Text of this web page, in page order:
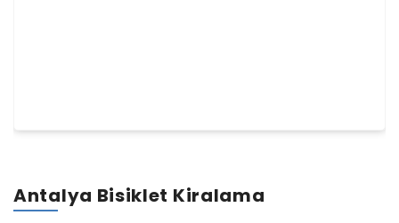
Antalya Bisiklet Kiralama